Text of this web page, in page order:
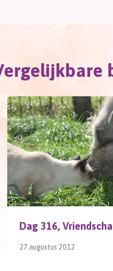
Dag 316,
27 augustus 2012